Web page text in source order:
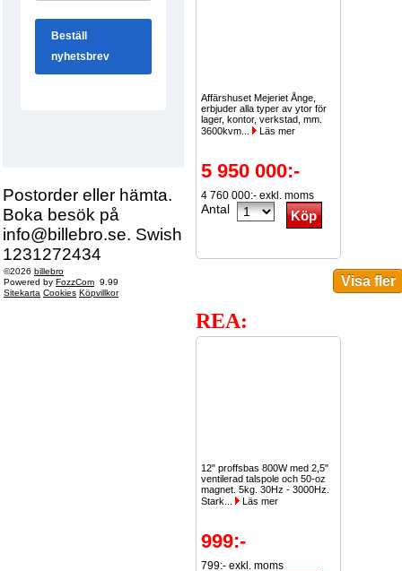
Postorder eller hämta.
Boka besök på
info@billebro.se. Swish
1231272434
©2026 billebro
Powered by FozzCom 9.99
Sitekarta Cookies Köpvillkor
Affärshuset Mejeriet Ånge,
erbjuder alla typer av ytor för
lager, kontor, verkstad, mm.
3600kvm...
Läs mer
5 950 000:-
4 760 000:- exkl. moms
Antal
REA:
12" proffsbas 800W med 2,5"
ventilerad talspole och 50-oz
magnet. 5kg. 30Hz - 3000Hz.
Stark...
Läs mer
999:-
799:- exkl. moms